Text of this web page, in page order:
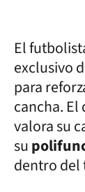
El
exclusivo
para
cancha.
valora su
su
dentro del